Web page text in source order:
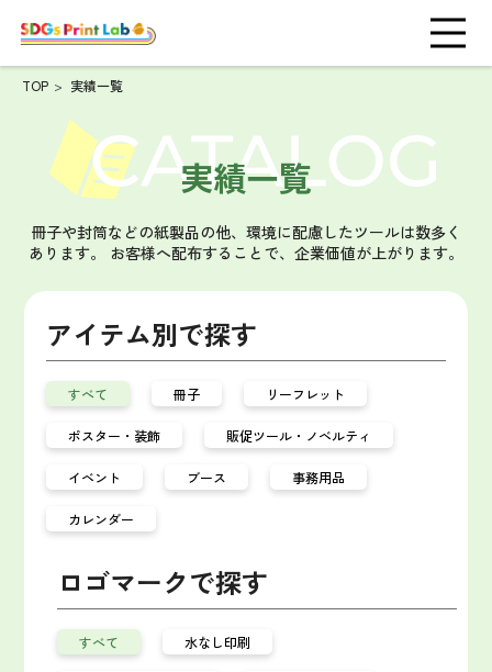
TOP 実績一覧
実績一覧
冊子や封筒などの紙製品の他、環境に配慮したツールは数多く
あります。
お客様へ配布することで、企業価値が上がります。
アイテム別で探す
すべて 冊子 リーフレット
ポスター・装飾 販促ツール・ノベルティ
イベント ブース 事務用品
カレンダー
ロゴマークで探す
すべて 水なし印刷